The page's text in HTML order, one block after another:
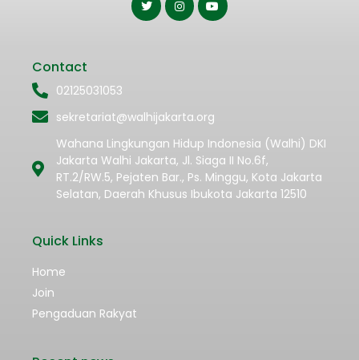
Contact
02125031053
sekretariat@walhijakarta.org
Wahana Lingkungan Hidup Indonesia (Walhi) DKI
Jakarta Walhi Jakarta, Jl. Siaga II No.6f,
RT.2/RW.5, Pejaten Bar., Ps. Minggu, Kota Jakarta
Selatan, Daerah Khusus Ibukota Jakarta 12510
Quick Links
Home
Join
Pengaduan Rakyat